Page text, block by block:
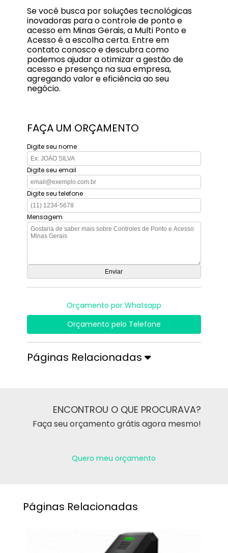
Se você busca por soluções tecnológicas
inovadoras para o controle de ponto e
acesso em Minas Gerais, a Multi Ponto e
Acesso é a escolha certa. Entre em
contato conosco e descubra como
podemos ajudar a otimizar a gestão de
acesso e presença na sua empresa,
agregando valor e eficiência ao seu
negócio.
FAÇA UM ORÇAMENTO
Digite seu nome
Digite seu email
Digite seu telefone
Mensagem
Orçamento por Whatsapp
Orçamento pelo Telefone
Páginas Relacionadas
ENCONTROU O QUE PROCURAVA?
Faça seu orçamento grátis agora mesmo!
Quero meu orçamento
Páginas Relacionadas